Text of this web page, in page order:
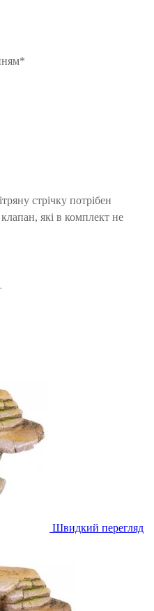
стрічку потрібен
які в комплект не
Швидкий перегляд